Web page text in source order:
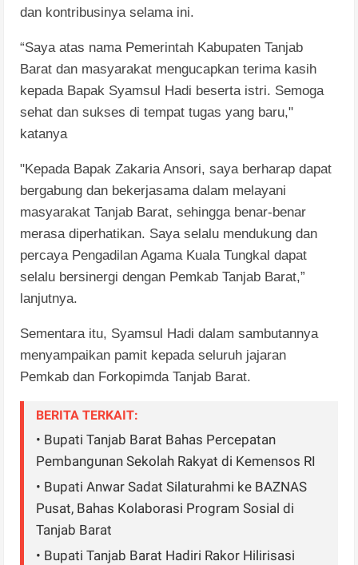
dan kontribusinya selama ini.
“Saya atas nama Pemerintah Kabupaten Tanjab
Barat dan masyarakat mengucapkan terima kasih
kepada Bapak Syamsul Hadi beserta istri. Semoga
sehat dan sukses di tempat tugas yang baru,"
katanya
"Kepada Bapak Zakaria Ansori, saya berharap dapat
bergabung dan bekerjasama dalam melayani
masyarakat Tanjab Barat, sehingga benar-benar
merasa diperhatikan. Saya selalu mendukung dan
percaya Pengadilan Agama Kuala Tungkal dapat
selalu bersinergi dengan Pemkab Tanjab Barat,”
lanjutnya.
Sementara itu, Syamsul Hadi dalam sambutannya
menyampaikan pamit kepada seluruh jajaran
Pemkab dan Forkopimda Tanjab Barat.
BERITA TERKAIT:
• ‎Bupati Tanjab Barat Bahas Percepatan
Pembangunan Sekolah Rakyat di Kemensos RI‎
• Bupati Anwar Sadat Silaturahmi ke BAZNAS
Pusat, Bahas Kolaborasi Program Sosial di
Tanjab Barat
• Bupati Tanjab Barat Hadiri Rakor Hilirisasi